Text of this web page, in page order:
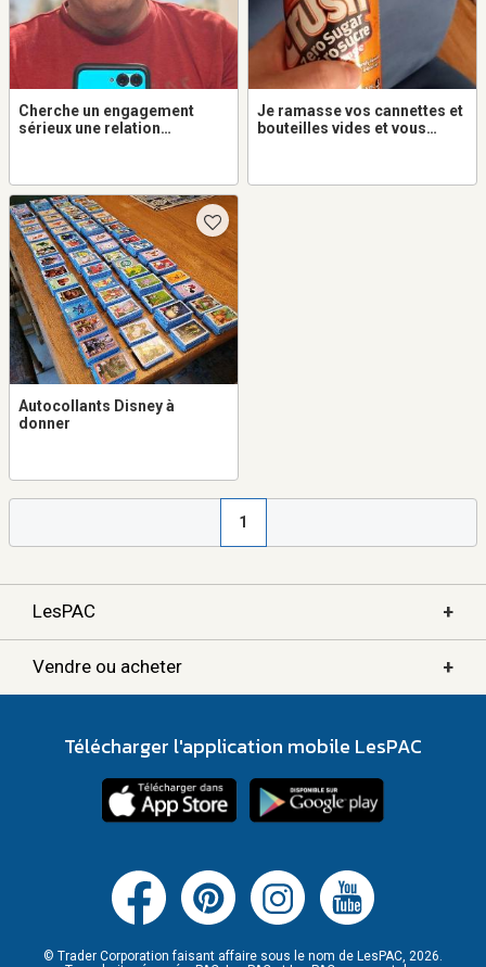
Cherche un engagement
sérieux une relation
Je ramasse vos cannettes et
bouteilles vides et vous
Autocollants Disney à
donner
1
LesPAC +
Vendre ou acheter +
Télécharger l'application mobile LesPAC
© Trader Corporation faisant affaire sous le nom de LesPAC, 2026.